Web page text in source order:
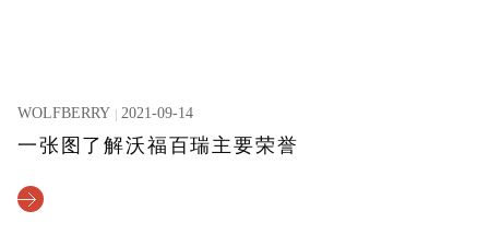
WOLFBERRY 2021-09-14
一张图了解沃福百瑞主要荣誉